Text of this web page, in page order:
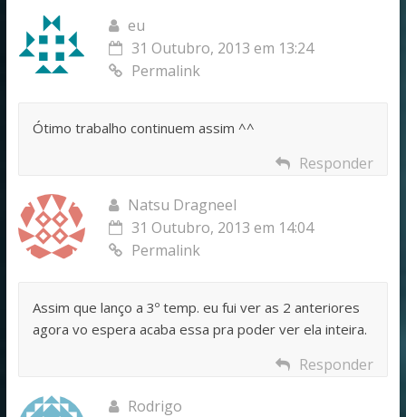
eu
31 Outubro, 2013 em 13:24
Permalink
Ótimo trabalho continuem assim ^^
Responder
Natsu Dragneel
31 Outubro, 2013 em 14:04
Permalink
Assim que lanço a 3º temp. eu fui ver as 2 anteriores
agora vo espera acaba essa pra poder ver ela inteira.
Responder
Rodrigo